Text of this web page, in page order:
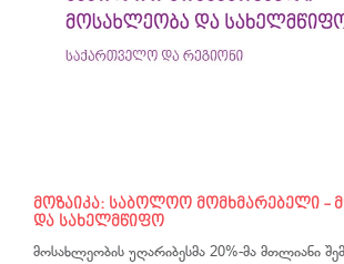
მოზაიკა: საბოლოო მომხმარებელი -
და სახელმწიფო
მოსახლეობის უღარიბესმა 20%-მა მთლიანი